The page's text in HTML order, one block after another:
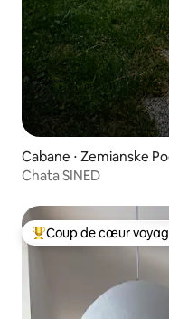
Cabane ⋅ Zemianske
Chata SINED
Coups de cœur
Coup de cœur